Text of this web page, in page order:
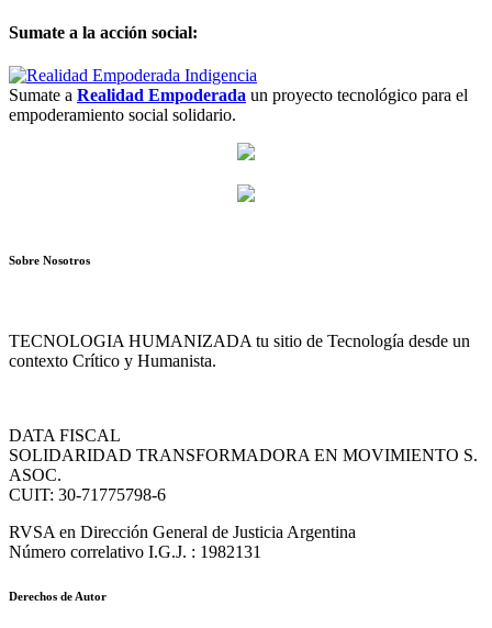
Sumate a la acción social:
Sumate a Realidad Empoderada un proyecto tecnológico para el
empoderamiento social solidario.
Sobre Nosotros
TECNOLOGIA HUMANIZADA tu sitio de Tecnología desde un
contexto Crítico y Humanista.
DATA FISCAL
SOLIDARIDAD TRANSFORMADORA EN MOVIMIENTO S.
ASOC.
CUIT: 30-71775798-6
RVSA en Dirección General de Justicia Argentina
Número correlativo I.G.J. : 1982131
Derechos de Autor